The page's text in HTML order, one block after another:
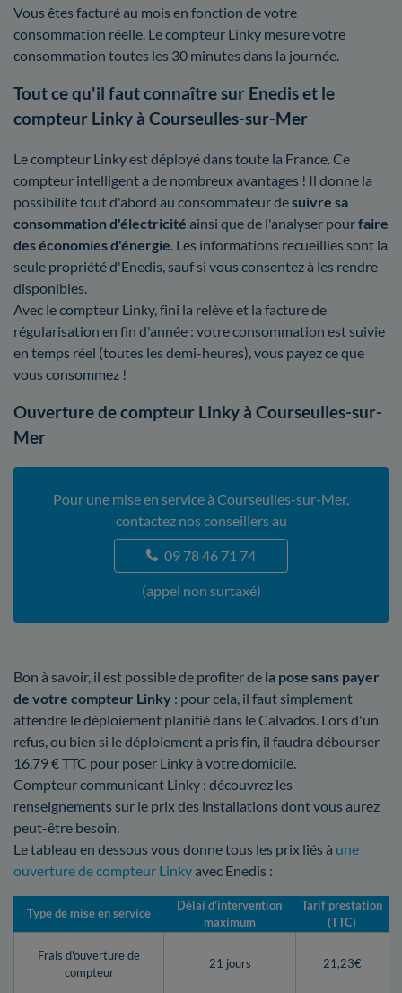
Vous êtes facturé au mois en fonction de votre
consommation réelle. Le compteur Linky mesure votre
consommation toutes les 30 minutes dans la journée.
Tout ce qu'il faut connaître sur Enedis et le
compteur Linky à Courseulles-sur-Mer
Le compteur Linky est déployé dans toute la France. Ce
compteur intelligent a de nombreux avantages ! Il donne la
possibilité tout d'abord au consommateur desuivre sa
consommation d'électricité ainsi que de l'analyser pourfaire
des économies d'énergie . Les informations recueillies sont la
seule propriété d'Enedis, sauf si vous consentez à les rendre
disponibles.
Avec le compteur Linky, fini la relève et la facture de
régularisation en fin d'année : votre consommation est suivie
en temps réel (toutes les demi-heures), vous payez ce que
vous consommez !
Ouverture de compteur Linky à Courseulles-sur-
Mer
Pour une mise en service à Courseulles-sur-Mer,
contactez nos conseillers au
09 78 46 71 74
(appel non surtaxé)
Bon à savoir, il est possible de profiter de la pose sans payer
de votre compteur Linky : pour cela, il faut simplement
attendre le déploiement planifié dans le Calvados. Lors d'un
refus, ou bien si le déploiement a pris fin, il faudra débourser
16,79 € TTC pour poser Linky à votre domicile.
Compteur communicant Linky : découvrez les
renseignements sur le prix des installations dont vous aurez
peut-être besoin.
Le tableau en dessous vous donne tous les prix liés à une
ouverture de compteur Linkyavec Enedis :
Type de mise en service
Délai d’intervention
maximum
Tarif prestation
(TTC)
Frais d'ouverture de
compteur
21 jours 21,23€